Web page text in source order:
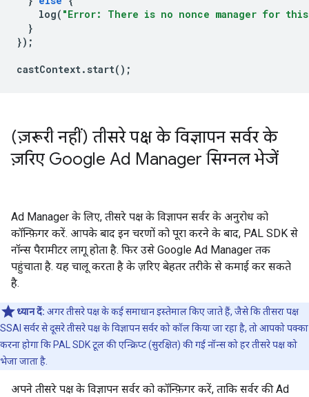
log( "Error: There is no nonce manager for
}
});
castContext. start();
(ज़रूरी नहीं) तीसरे पक्ष के विज्ञापन सर्वर के
ज़रिए Google Ad Manager सिग्नल भेजें
Ad Manager के लिए, तीसरे पक्ष के विज्ञापन सर्वर के अनुरोध को
कॉन्फ़िगर करें. आपके बाद इन चरणों को पूरा करने के बाद, PAL SDK से
नॉन्स पैरामीटर लागू होता है. फिर उसे Google Ad Manager तक
पहुंचाता है. यह चालू करता है के ज़रिए बेहतर तरीके से कमाई कर सकते
है.
ध्यान दें: अगर तीसरे पक्ष के कई समाधान इस्तेमाल किए जाते हैं, जैसे कि तीसरा पक्ष
SSAI सर्वर से दूसरे तीसरे पक्ष के विज्ञापन सर्वर को कॉल किया जा रहा है, तो आपको पक्का
करना होगा कि PAL SDK टूल की एन्क्रिप्ट (सुरक्षित) की गई नॉन्स को हर तीसरे पक्ष को
भेजा जाता है.
अपने तीसरे पक्ष के विज्ञापन सर्वर को कॉन्फ़िगर करें, ताकि सर्वर की Ad